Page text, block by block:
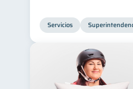
Servicios 4
Derechos & Deberes
Vacaciones 2
Criptomonedas 2
Cuenta Abandonada
Servicios